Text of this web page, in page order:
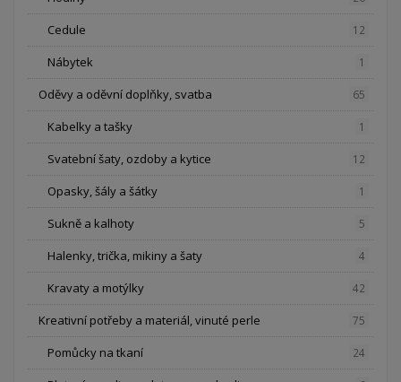
Cedule 12
Nábytek 1
Oděvy a oděvní doplňky, svatba 65
Kabelky a tašky 1
Svatební šaty, ozdoby a kytice 12
Opasky, šály a šátky 1
Sukně a kalhoty 5
Halenky, trička, mikiny a šaty 4
Kravaty a motýlky 42
Kreativní potřeby a materiál, vinuté perle 75
Pomůcky na tkaní 24